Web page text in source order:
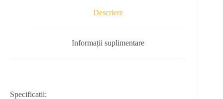
Descriere
Informații suplimentare
Specificatii: